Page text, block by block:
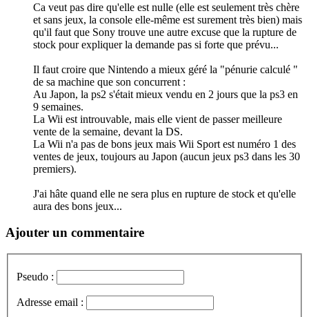
Ca veut pas dire qu'elle est nulle (elle est seulement très chère
et sans jeux, la console elle-même est surement très bien) mais
qu'il faut que Sony trouve une autre excuse que la rupture de
stock pour expliquer la demande pas si forte que prévu...
Il faut croire que Nintendo a mieux géré la "pénurie calculé "
de sa machine que son concurrent :
Au Japon, la ps2 s'était mieux vendu en 2 jours que la ps3 en
9 semaines.
La Wii est introuvable, mais elle vient de passer meilleure
vente de la semaine, devant la DS.
La Wii n'a pas de bons jeux mais Wii Sport est numéro 1 des
ventes de jeux, toujours au Japon (aucun jeux ps3 dans les 30
premiers).
J'ai hâte quand elle ne sera plus en rupture de stock et qu'elle
aura des bons jeux...
Ajouter un commentaire
Pseudo :
Adresse email :